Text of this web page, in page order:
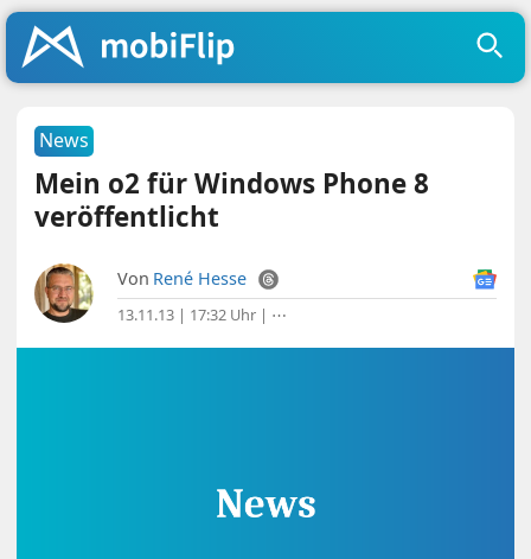
News
Mein o2 für Windows Phone 8
veröffentlicht
Von René Hesse
13.11.13 | 17:32 Uhr | ⋯